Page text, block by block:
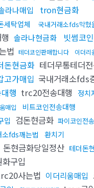
라나매입 tron현금화
세탁업체 국내거래소fds막혔
솔라나현금화 빗썸코
법 테더코인판매합니다 이더리
돈현금화 테더무통테더
고가매입 국내거래소fds
행 trc20전송대행 정치
매입
비트코인전송대행
입 검돈현금화 파이코인전
fds깨는법
환치기
돈현금화당일정산 테더돈
구입
사는법 이더리움매입